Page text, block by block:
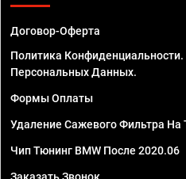
Договор-Оферта
Политика
Персональных Данных.
Формы Оплаты
Удаление Сажевого Фильтра На
Чип Тюнинг BMW После 2020.06